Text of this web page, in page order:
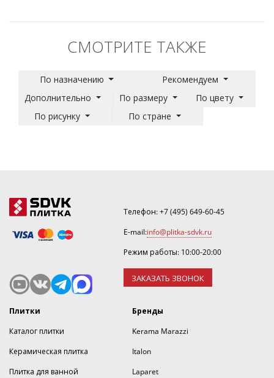
СМОТРИТЕ ТАКЖЕ
По назначению
Рекомендуем
Дополнительно
По размеру
По цвету
По рисунку
По стране
Телефон:+7 (495) 649-60-45
E-mail:info@plitka-sdvk.ru
Режим работы: 10:00-20:00
ЗАКАЗАТЬ ЗВОНОК
Плитки
Каталог плитки
Керамическая плитка
Плитка для ванной
Бренды
Kerama Marazzi
Italon
Laparet